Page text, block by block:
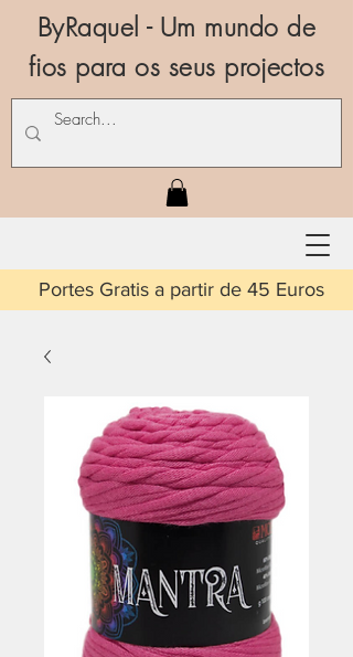
ByRaquel - Um mundo de
fios para os seus projectos
a partir de 45 Euros